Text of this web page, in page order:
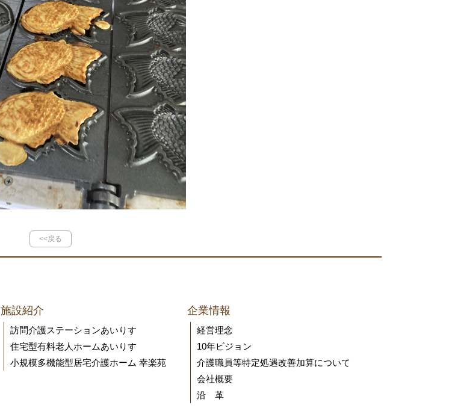
<<戻る
施設紹介
訪問介護ステーションあいりす
住宅型有料老人ホームあいりす
小規模多機能型居宅介護ホーム 幸楽苑
企業情報
経営理念
10年ビジョン
介護職員等特定処遇改善加算について
会社概要
沿 革